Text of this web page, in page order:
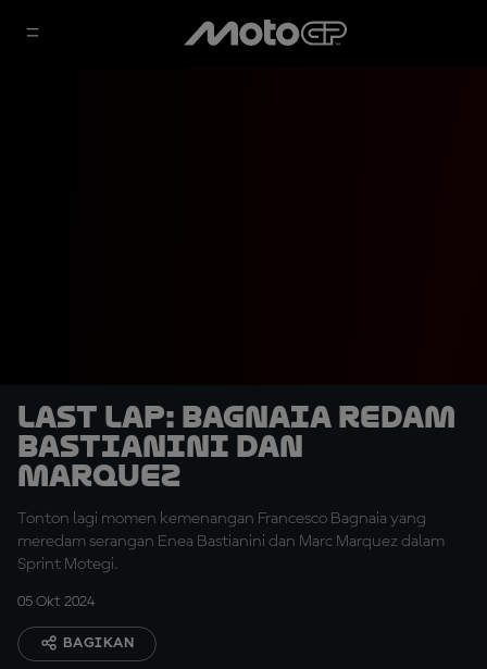
LAST LAP: Bagnaia Redam
Bastianini dan
Marquez
Tonton lagi momen kemenangan Francesco Bagnaia yang
meredam serangan Enea Bastianini dan Marc Marquez dalam
Sprint Motegi.
05 Okt 2024
BAGIKAN